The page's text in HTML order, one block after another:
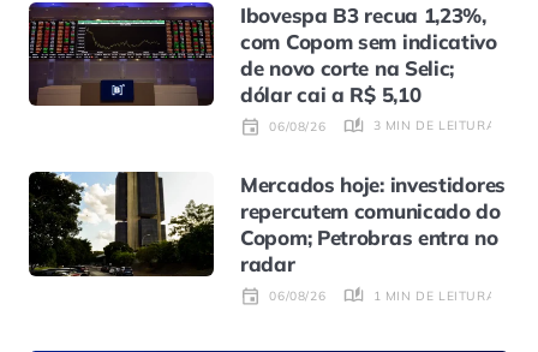
Ibovespa B3 recua 1,23%,
com Copom sem indicativo
de novo corte na Selic;
dólar cai a R$ 5,10
06/08/26 3 MIN DE LEITURA
Mercados hoje: investidores
repercutem comunicado do
Copom; Petrobras entra no
radar
06/08/26 1 MIN DE LEITURA